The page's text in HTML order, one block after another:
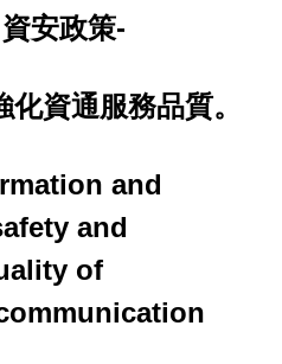
安政策-
資通服務品質。
and
and
of